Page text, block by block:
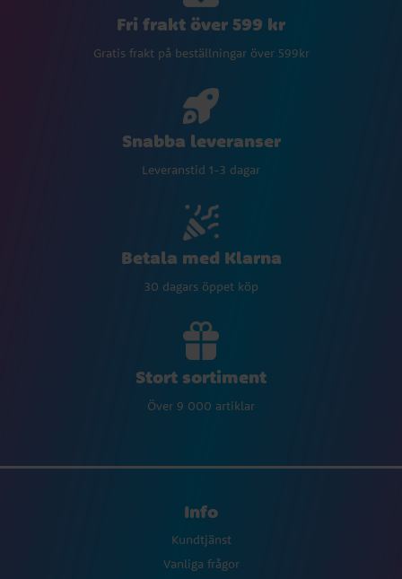
Fri frakt över 599 kr
Gratis frakt på beställningar över 599kr
Snabba leveranser
Leveranstid 1-3 dagar
Betala med Klarna
30 dagars öppet köp
Stort sortiment
Över 9 000 artiklar
Info
Kundtjänst
Vanliga frågor